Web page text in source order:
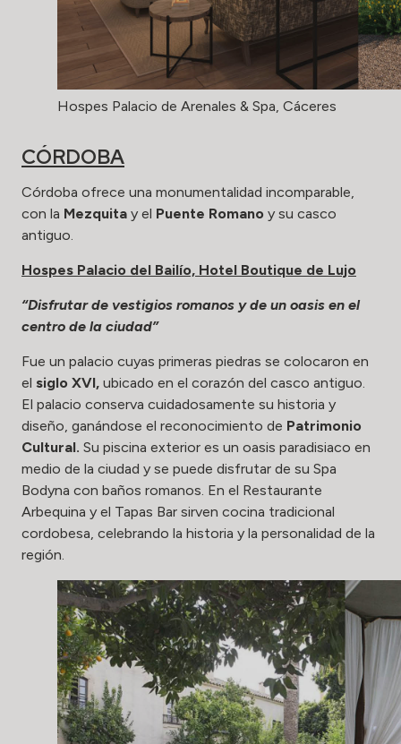
Hospes Palacio de Arenales & Spa, Cáceres
CÓRDOBA
Córdoba ofrece una monumentalidad incomparable,
con la Mezquita y el Puente Romano y su casco
antiguo.
Hospes Palacio del Bailío, Hotel Boutique de Lujo
“Disfrutar de vestigios romanos y de un oasis en el
centro de la ciudad”
Fue un palacio cuyas primeras piedras se colocaron en
el siglo XVI, ubicado en el corazón del casco antiguo.
El palacio conserva cuidadosamente su historia y
diseño, ganándose el reconocimiento de Patrimonio
Cultural. Su piscina exterior es un oasis paradisiaco en
medio de la ciudad y se puede disfrutar de su Spa
Bodyna con baños romanos. En el Restaurante
Arbequina y el Tapas Bar sirven cocina tradicional
cordobesa, celebrando la historia y la personalidad de la
región.